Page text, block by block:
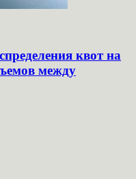
квот на
между